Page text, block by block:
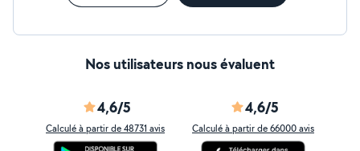
Nos utilisateurs nous évaluent
4,6/5
Calculé à partir de 48731 avis
4,6/5
Calculé à partir de 66000 avis